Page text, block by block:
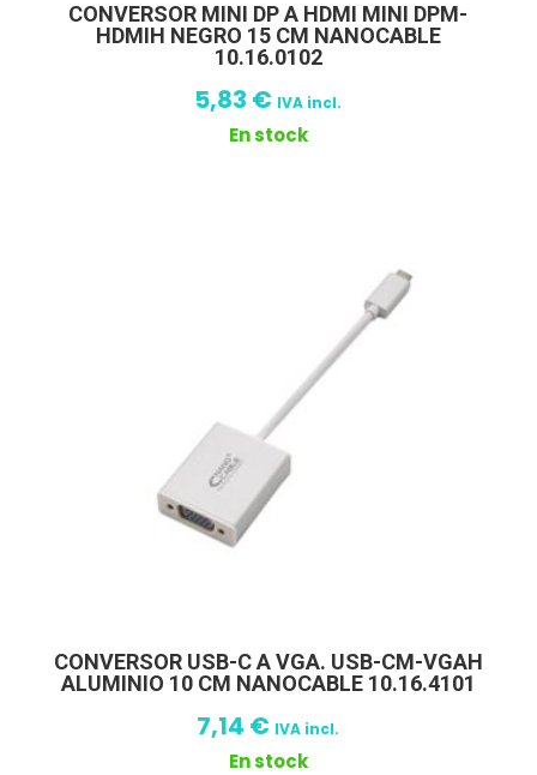
CONVERSOR MINI DP A HDMI MINI DPM-
HDMIH NEGRO 15 CM NANOCABLE
10.16.0102
5,83 € IVA incl.
En stock
CONVERSOR USB-C A VGA. USB-CM-VGAH
ALUMINIO 10 CM NANOCABLE 10.16.4101
7,14 € IVA incl.
En stock